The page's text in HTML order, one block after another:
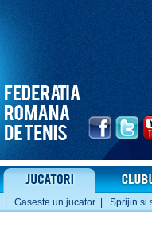
Gaseste un jucator Sprijin si